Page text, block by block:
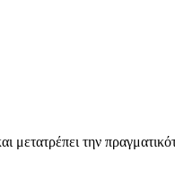
την